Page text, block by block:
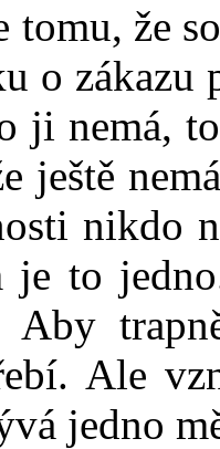
že
o zákazu
ji nemá,
ještě
nikdo
to
Ale
jedno